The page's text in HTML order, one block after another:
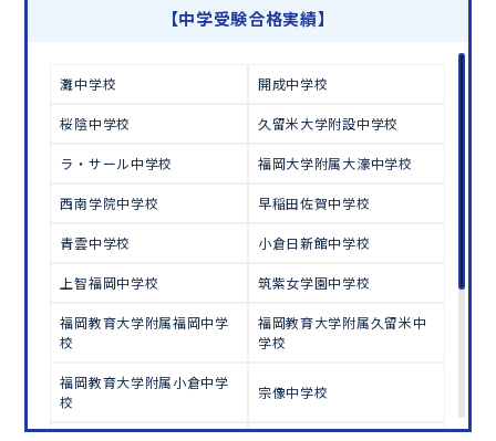
学習相談のお申し込みはこちら
【中学受験合格実績】
灘中学校 開成中学校
桜陰中学校 久留米大学附設中学校
ラ・サール中学校 福岡大学附属大濠中学校
西南学院中学校 早稲田佐賀中学校
青雲中学校 小倉日新館中学校
上智福岡中学校 筑紫女学園中学校
福岡教育大学附属福岡中学
校
福岡教育大学附属久留米中
学校
福岡教育大学附属小倉中学
校
宗像中学校